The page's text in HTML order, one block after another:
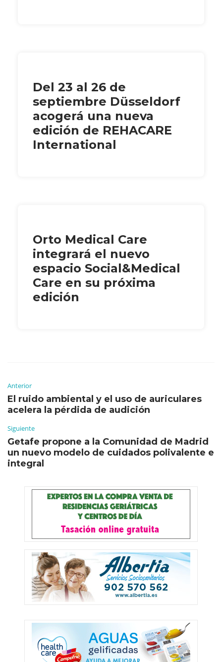
Del 23 al 26 de
septiembre Düsseldorf
acogerá una nueva
edición de REHACARE
International
Orto Medical Care
integrará el nuevo
espacio Social&Medical
Care en su próxima
edición
Anterior
El ruido ambiental y el uso de auriculares
acelera la pérdida de audición
Siguiente
Getafe propone a la Comunidad de Madrid
un nuevo modelo de cuidados polivalente e
integral